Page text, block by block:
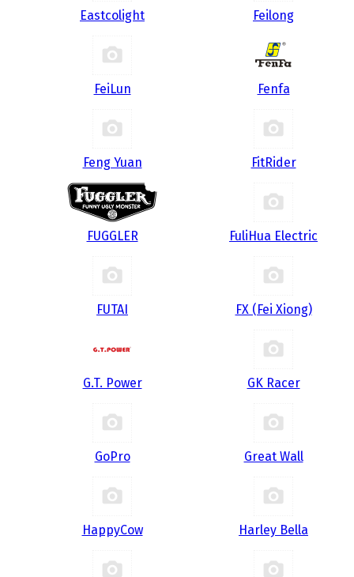
Eastcolight Feilong
FeiLun Fenfa
Feng Yuan FitRider
FUGGLER FuliHua Electric
FUTAI FX (Fei Xiong)
G.T. Power GK Racer
GoPro Great Wall
HappyCow Harley Bella